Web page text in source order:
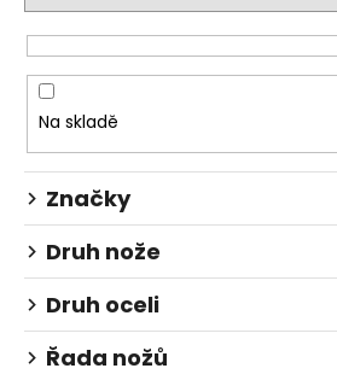
r
o
d
u
k
t
ů
Na skladě
Značky
Druh nože
Druh oceli
Řada nožů
D
o
p
o
r
u
č
u
j
e
m
e